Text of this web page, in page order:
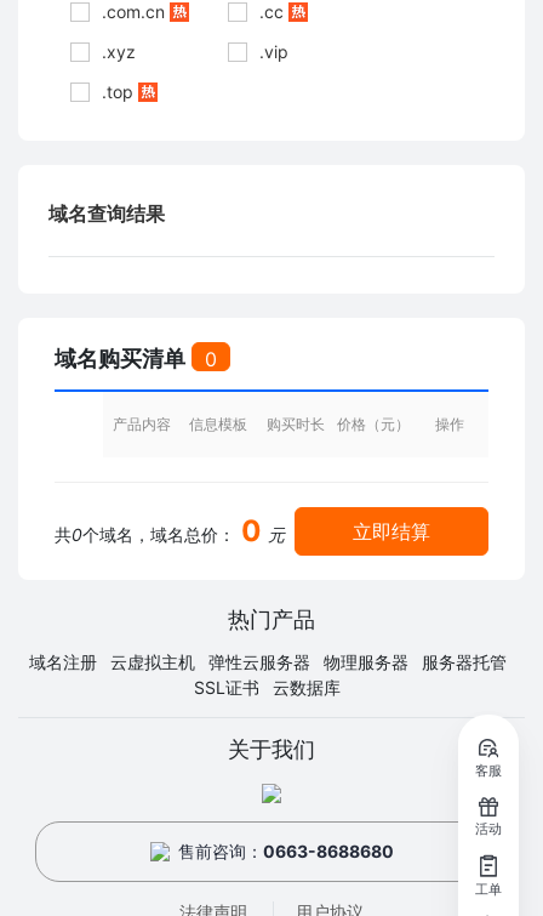
.com.cn
.cc
.xyz
.vip
.top
域名查询结果
域名购买清单 0
产品内容 信息模板 购买时长 价格（元） 操作
共0个域名，域名总价： 0 元 立即结算
热门产品
域名注册 云虚拟主机 弹性云服务器 物理服务器
服务器托管
SSL证书
云数据库
关于我们
售前咨询： 0663-8688680
法律声明 用户协议
客服
活动
工单